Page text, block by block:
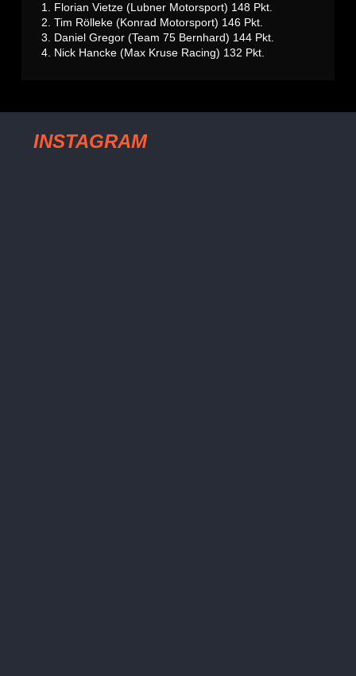
1. Florian Vietze (Lubner Motorsport) 148 Pkt.
2. Tim Rölleke (Konrad Motorsport) 146 Pkt.
3. Daniel Gregor (Team 75 Bernhard) 144 Pkt.
4. Nick Hancke (Max Kruse Racing) 132 Pkt.
INSTAGRAM